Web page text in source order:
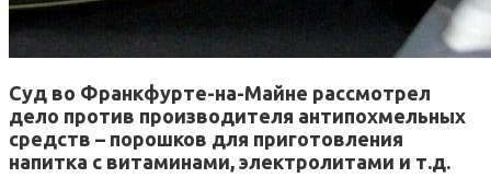
Суд во Франкфурте-на-Майне рассмотрел
дело против производителя антипохмельных
средств – порошков для приготовления
напитка с витаминами, электролитами и т.д.